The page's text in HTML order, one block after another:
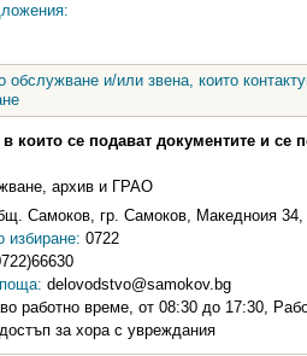
обслужване и/или звена, които
които се подават документите и се
архив и ГРАО
Самоков, гр. Самоков, Македноия 34,
избиране: 0722
delovodstvo@samokov.bg
работно време, от 08:30 до 17:30,
за хора с увреждания